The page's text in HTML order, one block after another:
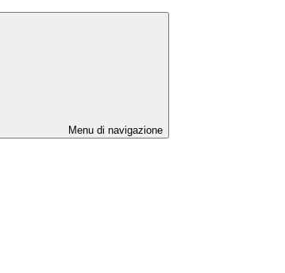
Menu di navigazione